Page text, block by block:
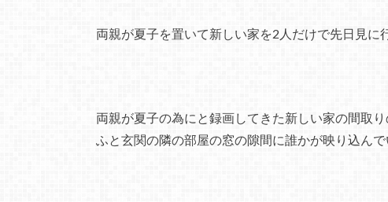
両親が夏子を置いて新しい家を2人だけで先日見に
両親が夏子の為にと録画してきた新しい家の間取
ふと玄関の隣の部屋の窓の隙間に誰かが映り込んで